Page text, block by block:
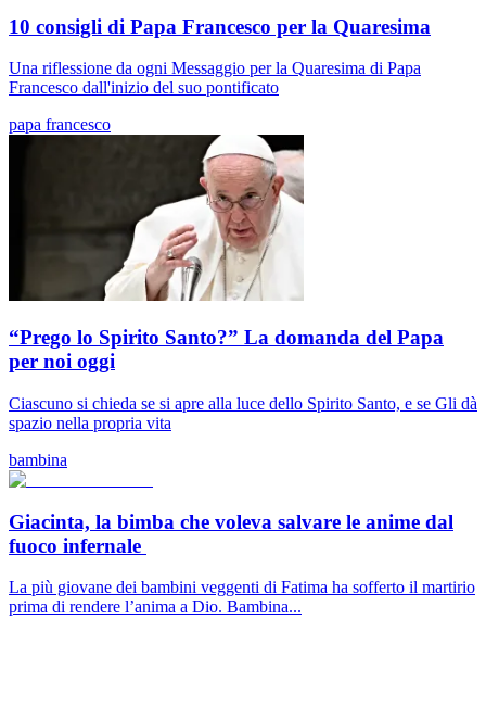
10 consigli di Papa Francesco per la Quaresima
Una riflessione da ogni Messaggio per la Quaresima di Papa
Francesco dall'inizio del suo pontificato
papa francesco
“Prego lo Spirito Santo?” La domanda del Papa
per noi oggi
Ciascuno si chieda se si apre alla luce dello Spirito Santo, e se Gli dà
spazio nella propria vita
bambina
Giacinta, la bimba che voleva salvare le anime dal
fuoco infernale
La più giovane dei bambini veggenti di Fatima ha sofferto il martirio
prima di rendere l’anima a Dio. Bambina...